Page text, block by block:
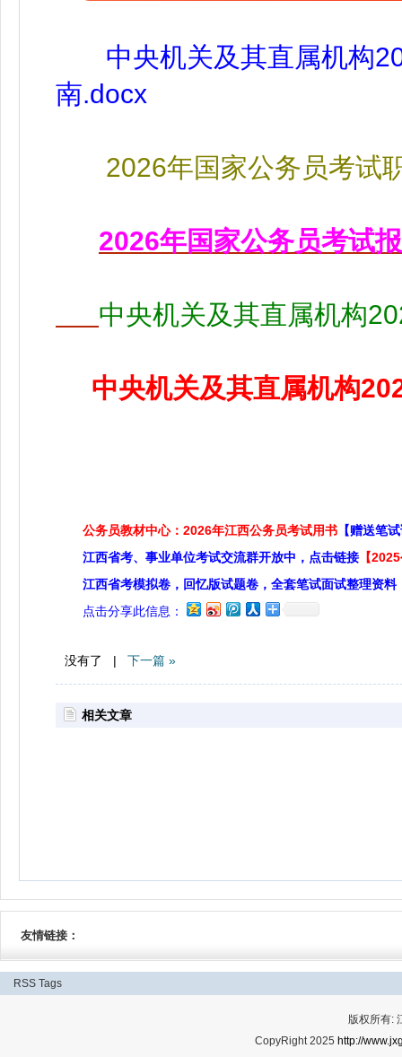
中央机关及其直属机构
南.docx
2026年国家公务员考试
2026年国家公务员考试
中央机关及其直属机构
中央机关及其直属机构
公务员教材中心：2026年江西公务员考试用书 【赠送笔
江西省考、事业单位考试交流群开放中，点击链接 【
江西省考模拟卷，回忆版试题卷，全套笔试面试整理资料
点击分享此信息：
没有了 | 下一篇 »
相关文章
友情链接：
RSS Tags
版权所有:
CopyRight 2025 http://